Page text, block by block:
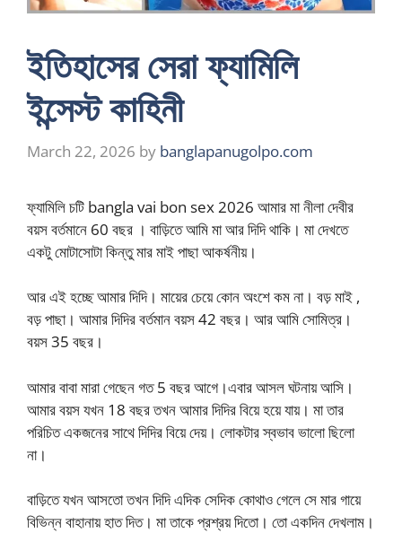
ইতিহাসের সেরা ফ্যামিলি
ইন্সেস্ট কাহিনী
March 22, 2026 by banglapanugolpo.com
ফ্যামিলি চটি bangla vai bon sex 2026 আমার মা নীলা দেবীর
বয়স বর্তমানে 60 বছর । বাড়িতে আমি মা আর দিদি থাকি। মা দেখতে
একটু মোটাসোটা কিন্তু মার মাই পাছা আকর্ষনীয়।
আর এই হচ্ছে আমার দিদি। মায়ের চেয়ে কোন অংশে কম না। বড় মাই ,
বড় পাছা। আমার দিদির বর্তমান বয়স 42 বছর। আর আমি সোমিত্র।
বয়স 35 বছর।
আমার বাবা মারা গেছেন গত 5 বছর আগে।এবার আসল ঘটনায় আসি।
আমার বয়স যখন 18 বছর তখন আমার দিদির বিয়ে হয়ে যায়। মা তার
পরিচিত একজনের সাথে দিদির বিয়ে দেয়। লোকটার স্বভাব ভালো ছিলো
না।
বাড়িতে যখন আসতো তখন দিদি এদিক সেদিক কোথাও গেলে সে মার গায়ে
বিভিন্ন বাহানায় হাত দিত। মা তাকে প্রশ্রয় দিতো। তো একদিন দেখলাম।